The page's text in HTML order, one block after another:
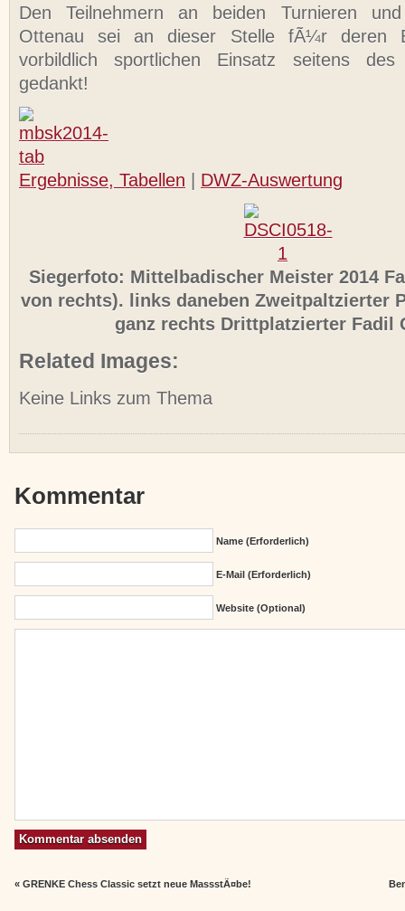
Den Teilnehmern an beiden Turnieren
Ottenau sei an dieser Stelle fÃ¼r deren
vorbildlich sportlichen Einsatz seitens
gedankt!
Ergebnisse, Tabellen DWZ-Auswertung
Siegerfoto: Mittelbadischer Meister 2014
von rechts). links daneben Zweitpaltzierter
ganz rechts Drittplatzierter Fadil
Related Images:
Keine Links zum Thema
Kommentar
Name (erforderlich)
E-Mail (erforderlich)
Website (Optional)
«GRENKE Chess Classic setzt neue MassstÃ¤be!